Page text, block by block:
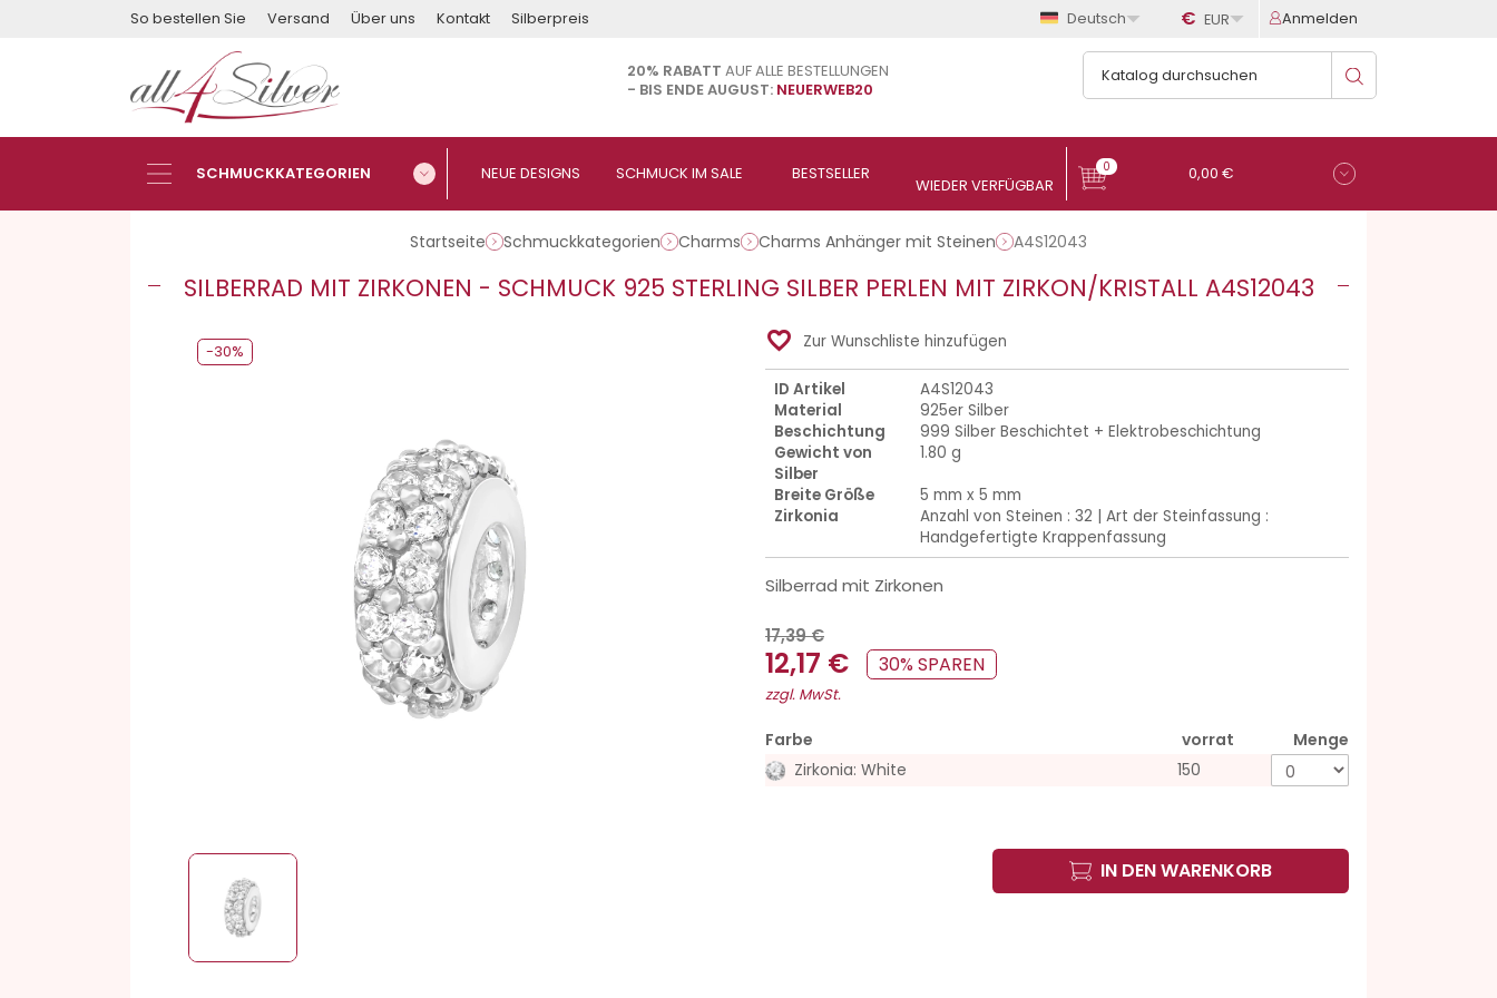
So bestellen Sie Versand Über uns Kontakt Silberpreis Deutsch € EUR Anmelden
20% RABATTAUF ALLE BESTELLUNGEN
- BIS ENDE AUGUST:NEUERWEB20
0 0,00 €
Startseite Schmuckkategorien Charms Charms Anhänger mit Steinen A4S12043
SILBERRAD MIT ZIRKONEN - SCHMUCK 925 STERLING SILBER PERLEN MIT ZIRKON/KRISTALL A4S12043
-30% favorite_border Zur Wunschliste hinzufügen
ID Artikel
A4S12043
Material
925er Silber
Beschichtung
999 Silber Beschichtet + Elektrobeschichtung
Gewicht von
Silber
1.80 g
Breite Größe
5 mm x 5 mm
Zirkonia
Anzahl von Steinen : 32 | Art der Steinfassung :
Handgefertigte Krappenfassung
Silberrad mit Zirkonen
17,39 €
12,17 € 30% SPAREN
zzgl. MwSt.
Farbe vorrat
Menge
Zirkonia: White
150
IN DEN WARENKORB